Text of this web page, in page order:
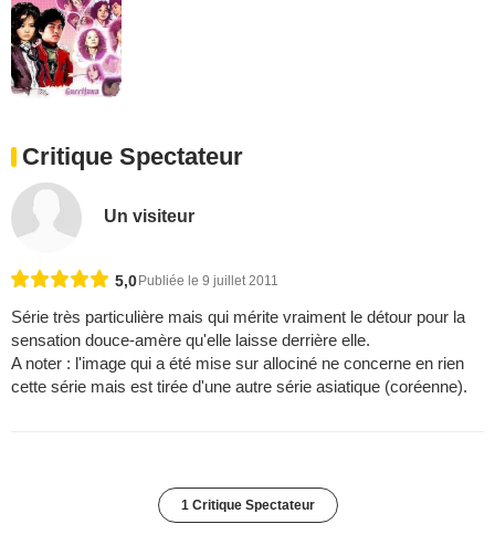
Critique Spectateur
Un visiteur
5,0 Publiée le 9 juillet 2011
Série très particulière mais qui mérite vraiment le détour pour la
sensation douce-amère qu'elle laisse derrière elle.
A noter : l'image qui a été mise sur allociné ne concerne en rien
cette série mais est tirée d'une autre série asiatique (coréenne).
1 Critique Spectateur